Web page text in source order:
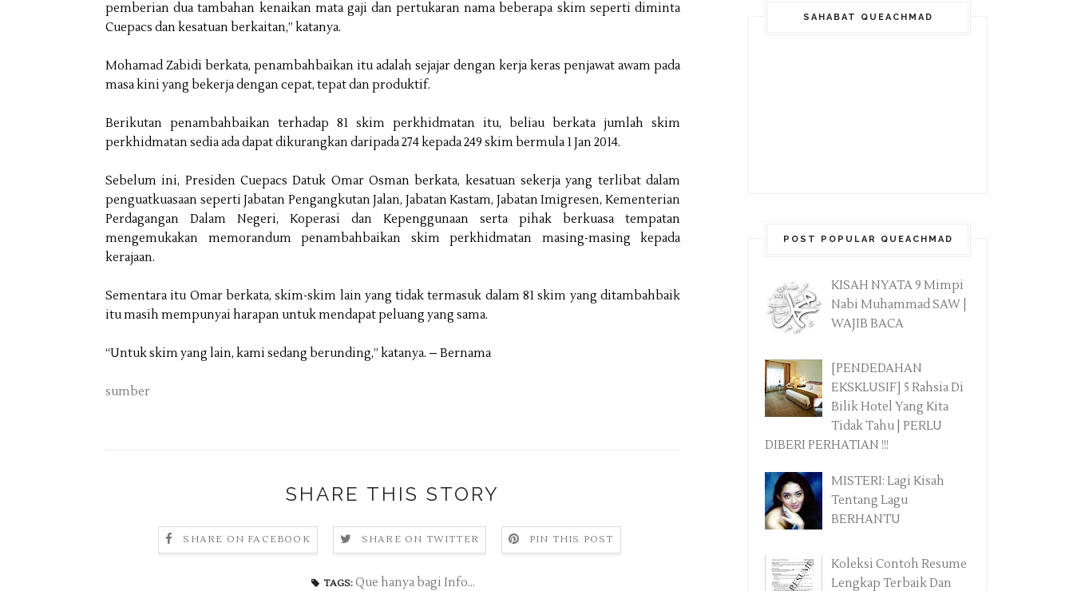
pemberian dua tambahan kenaikan mata gaji dan pertukaran nama beberapa skim seperti diminta
Cuepacs dan kesatuan berkaitan,” katanya.
Mohamad Zabidi berkata, penambahbaikan itu adalah sejajar dengan kerja keras penjawat awam pada
masa kini yang bekerja dengan cepat, tepat dan produktif.
Berikutan penambahbaikan terhadap 81 skim perkhidmatan itu, beliau berkata jumlah skim
perkhidmatan sedia ada dapat dikurangkan daripada 274 kepada 249 skim bermula 1 Jan 2014.
Sebelum ini, Presiden Cuepacs Datuk Omar Osman berkata, kesatuan sekerja yang terlibat dalam
penguatkuasaan seperti Jabatan Pengangkutan Jalan, Jabatan Kastam, Jabatan Imigresen, Kementerian
Perdagangan Dalam Negeri, Koperasi dan Kepenggunaan serta pihak berkuasa tempatan
mengemukakan memorandum penambahbaikan skim perkhidmatan masing-masing kepada
kerajaan.
Sementara itu Omar berkata, skim-skim lain yang tidak termasuk dalam 81 skim yang ditambahbaik
itu masih mempunyai harapan untuk mendapat peluang yang sama.
“Untuk skim yang lain, kami sedang berunding,” katanya. – Bernama
sumber
SHARE THIS STORY
SHARE ON FACEBOOK SHARE ON TWITTER PIN THIS POST
TAGS: Que hanya bagi Info...
SAHABAT QUEACHMAD
POST POPULAR QUEACHMAD
KISAH NYATA 9 Mimpi
Nabi Muhammad SAW |
WAJIB BACA
[PENDEDAHAN
EKSKLUSIF] 5 Rahsia Di
Bilik Hotel Yang Kita
Tidak Tahu | PERLU
DIBERI PERHATIAN !!!
MISTERI: Lagi Kisah
Tentang Lagu
BERHANTU
Koleksi Contoh Resume
Lengkap Terbaik Dan